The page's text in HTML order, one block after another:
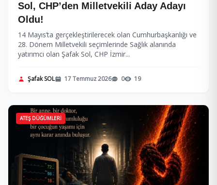
Sol, CHP’den Milletvekili Aday Adayı
Oldu!
14 Mayıs’ta gerçekleştirilerecek olan Cumhurbaşkanlığı ve
28. Dönem Milletvekili seçimlerinde Sağlık alanında
yatırımcı olan Şafak Sol, CHP İzmir...
Şafak SOL 17 Temmuz 2026 0 19
ATEŞ DÜĞÜMLERI